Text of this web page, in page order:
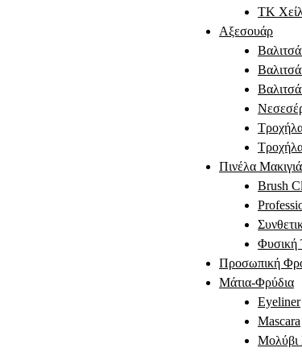
ΤΚ
Αξεσουάρ
Πινέλα
Brush
Φυσική
Προσωπική
Μάτια-Φρύδια
Eyeliner
Mascara
Μολύβι